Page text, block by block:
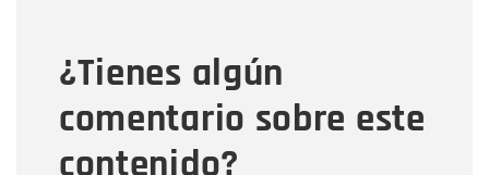
¿Tienes algún
comentario sobre este
contenido?
Mensaje